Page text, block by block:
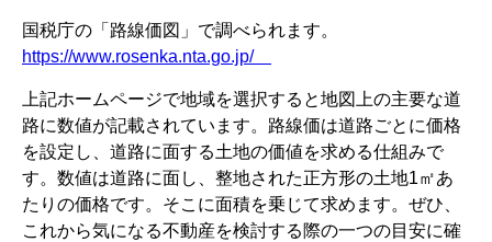
国税庁の「路線価図」で調べられます。
https://www.rosenka.nta.go.jp/
上記ホームページで地域を選択すると地図上の主要な道
路に数値が記載されています。路線価は道路ごとに価格
を設定し、道路に面する土地の価値を求める仕組みで
す。数値は道路に面し、整地された正方形の土地1㎡あ
たりの価格です。そこに面積を乗じて求めます。ぜひ、
これから気になる不動産を検討する際の一つの目安に確